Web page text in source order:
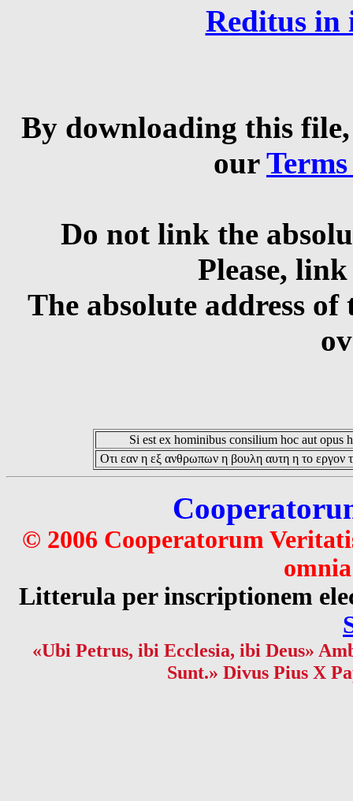
Reditus in
By downloading this
our
Do not link the
Please,
The absolute address
Si est ex hominibus consilium hoc aut opus
Οτι εαν η εξ ανθρωπων η βουλη αυτη η το εργον
© 2006 Cooperatorum
Litterula per inscriptionem
«Ubi Petrus, ibi Ecclesia, ibi Deus»
Sunt.» Divus Pius X